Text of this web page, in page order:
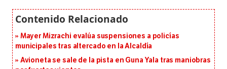
Mayer Mizrachi evalúa suspensiones a policías
municipales tras altercado en la Alcaldía
Avioneta se sale de la pista en Guna Yala tras maniobras